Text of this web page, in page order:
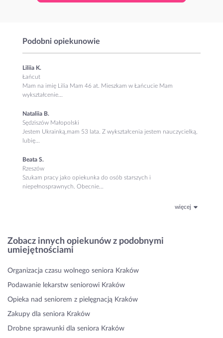
Podobni opiekunowie
Liliia K.
Łańcut
Mam na imię Lilia Mam 46 at. Mieszkam w Łańcucie Mam
wykształcenie...
Nataliia B.
Sędziszów Małopolski
Jestem Ukrainką,mam 53 lata. Z wykształcenia jestem nauczycielką,
lubię...
Beata S.
Rzeszów
Szukam pracy jako opiekunka do osób starszych i
niepełnosprawnych. Obecnie...
więcej
Zobacz innych opiekunów z podobnymi
umiejętnościami
Organizacja czasu wolnego seniora Kraków
Podawanie lekarstw seniorowi Kraków
Opieka nad seniorem z pielęgnacją Kraków
Zakupy dla seniora Kraków
Drobne sprawunki dla seniora Kraków